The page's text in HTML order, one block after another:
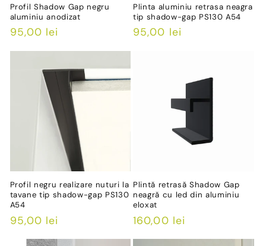
Profil Shadow Gap negru
aluminiu anodizat
Preț
95,00 lei
Plinta aluminiu retrasa neagra
tip shadow-gap PS130 A54
Preț
95,00 lei
Profil negru realizare nuturi la
tavane tip shadow-gap PS130
A54
Preț
95,00 lei
Plintă retrasă Shadow Gap
neagră cu led din aluminiu
eloxat
Preț
160,00 lei